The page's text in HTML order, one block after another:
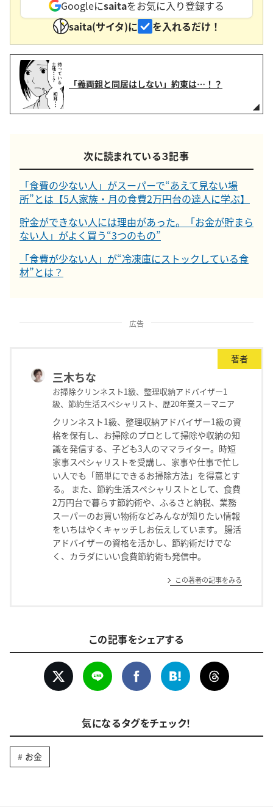
Googleにsaitaをお気に入り登録する
saita(サイタ)に
を入れるだけ！
「義両親と同居はしない」約束は…！？
次に読まれている３記事
「食費の少ない人」がスーパーで“あえて見ない場
所”とは【5人家族・月の食費2万円台の達人に学ぶ】
貯金ができない人には理由があった。「お金が貯まら
ない人」がよく買う“3つのもの”
「食費が少ない人」が“冷凍庫にストックしている食
材”とは？
広告
著者
三木ちな
お掃除クリンネスト1級、整理収納アドバイザー1
級、節約生活スペシャリスト、歴20年業スーマニア
クリンネスト1級、整理収納アドバイザー1級の資
格を保有し、お掃除のプロとして掃除や収納の知
識を発信する、子ども3人のママライター。時短
家事スペシャリストを受講し、家事や仕事で忙し
い人でも「簡単にできるお掃除方法」を得意とす
る。 また、節約生活スペシャリストとして、食費
2万円台で暮らす節約術や、ふるさと納税、業務
スーパーのお買い物術などみんなが知りたい情報
をいちはやくキャッチしお伝えしています。 腸活
アドバイザーの資格を活かし、節約術だけでな
く、カラダにいい食費節約術も発信中。
この著者の記事をみる
この記事をシェアする
気になるタグをチェック！
お金